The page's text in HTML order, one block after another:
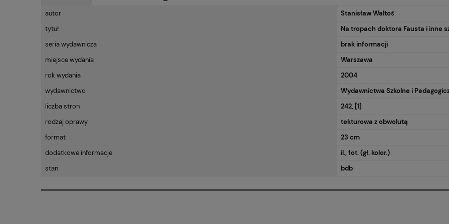
autor
Stanisław Waltoś
tytuł
Na tropach doktora Fausta i inne
seria wydawnicza
brak informacji
miejsce wydania
Warszawa
rok wydania
2004
wydawnictwo
Wydawnictwa Szkolne i
liczba stron
242, [1]
rodzaj oprawy
tekturowa z obwolutą
format
23 cm
dodatkowe informacje
il., fot. (gł. kolor.)
stan
bdb